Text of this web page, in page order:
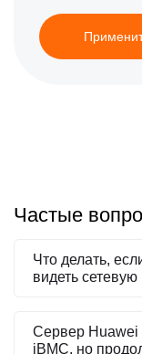
Частые
Что делать,
видеть
Сервер Huawei
iBMC, но